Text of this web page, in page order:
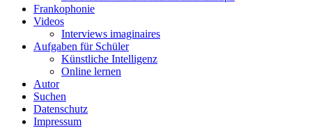
Frankophonie
Videos
Interviews imaginaires
Aufgaben für Schüler
Künstliche Intelligenz
Online lernen
Autor
Suchen
Datenschutz
Impressum